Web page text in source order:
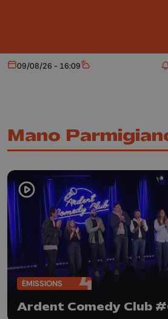
Aujourd'hui
09/08/26 - 16:09 Météo
Mano
ÉMISSIONS
Ardent Comedy Club